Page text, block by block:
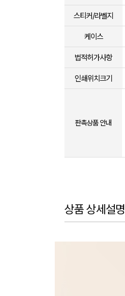
스티커/라벨지
케이스
법적허가사항
인쇄위치크기
판촉상품 안내
상품 상세설명